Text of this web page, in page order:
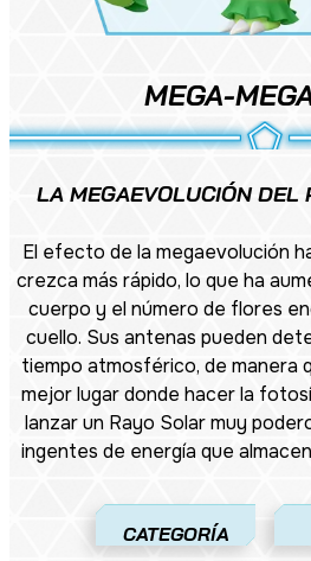
MEGA-
LA MEGAEVOLUCIÓN DEL
El efecto de la megaevolución
crezca más rápido, lo que ha
cuerpo y el número de flores
cuello. Sus antenas pueden
tiempo atmosférico, de manera
mejor lugar donde hacer la
lanzar un Rayo Solar muy
ingentes de energía que
CATEGORÍA